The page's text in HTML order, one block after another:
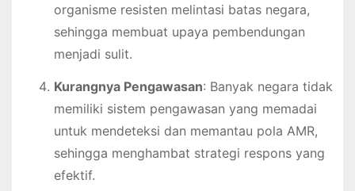
organisme resisten melintasi batas negara,
sehingga membuat upaya pembendungan
menjadi sulit.
Kurangnya Pengawasan: Banyak negara tidak
memiliki sistem pengawasan yang memadai
untuk mendeteksi dan memantau pola AMR,
sehingga menghambat strategi respons yang
efektif.